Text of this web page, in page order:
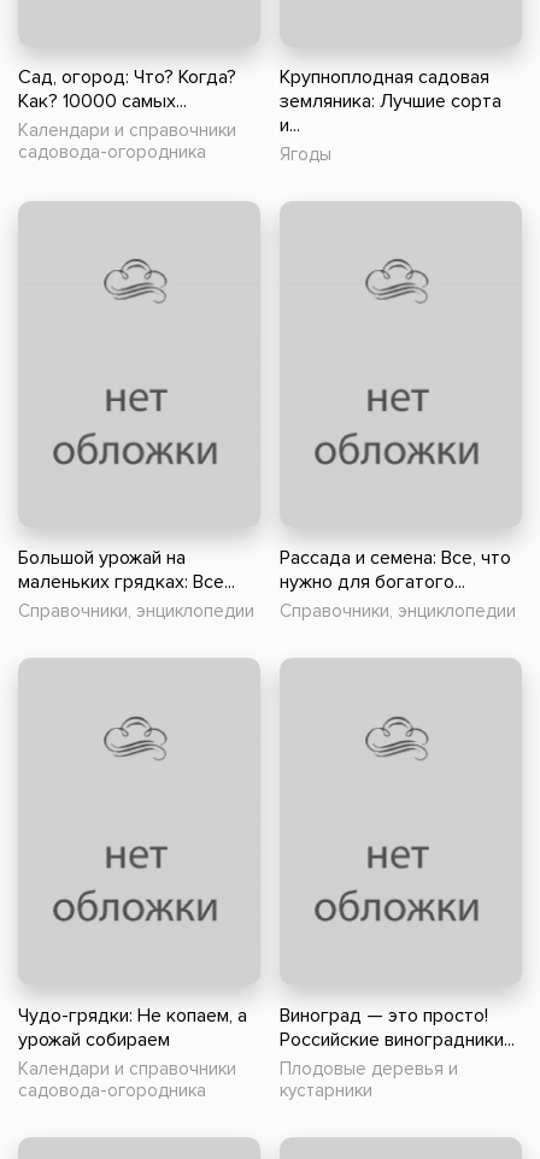
Сад, огород: Что? Когда?
Как? 10000 самых...
Календари и справочники
садовода-огородника
Крупноплодная садовая
земляника: Лучшие сорта
и...
Ягоды
Большой урожай на
маленьких грядках: Все...
Справочники, энциклопедии
Рассада и семена: Все, что
нужно для богатого...
Справочники, энциклопедии
Чудо-грядки: Не копаем, а
урожай собираем
Календари и справочники
садовода-огородника
Виноград — это просто!
Российские виноградники...
Плодовые деревья и
кустарники